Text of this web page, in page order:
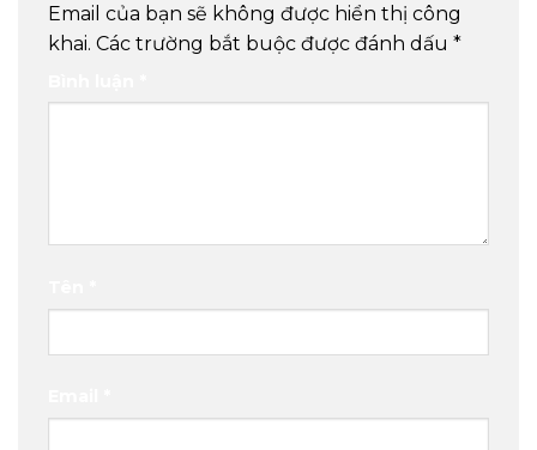
Email của bạn sẽ không được hiển thị công
khai. Các trường bắt buộc được đánh dấu *